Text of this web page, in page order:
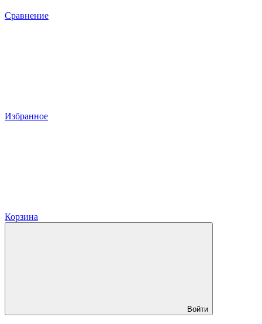
Сравнение
Избранное
Корзина
Войти